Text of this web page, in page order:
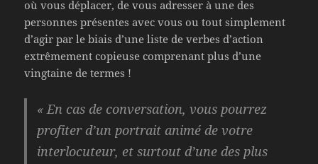
où vous déplacer, de vous adresser à une des
personnes présentes avec vous ou tout simplement
d’agir par le biais d’une liste de verbes d’action
extrêmement copieuse comprenant plus d’une
vingtaine de termes !
« En cas de conversation, vous pourrez
profiter d’un portrait animé de votre
interlocuteur, et surtout d’une des plus